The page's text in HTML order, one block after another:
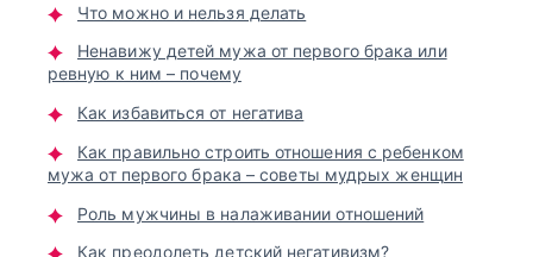
Что можно и нельзя делать
Ненавижу детей мужа от первого брака или
ревную к ним – почему
Как избавиться от негатива
Как правильно строить отношения с ребенком
мужа от первого брака – советы мудрых женщин
Роль мужчины в налаживании отношений
Как преодолеть детский негативизм?